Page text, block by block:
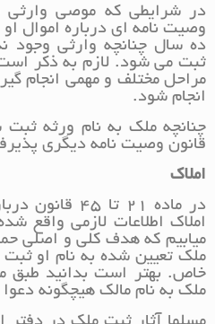
در شرایطی که موصی وارثی
وصیت نامه ای درباره اموال
ده سال چنانچه وارثی وجود
ثبت می شود. لازم به ذکر
مراحل مختلف و مهمی انجام
انجام شود.
قانون وصیت نامه دیگری
املاک
در ماده 21 تا
میابیم که هدف کلی و اصلی
ملک تعیین شده به نام او
ملک به نام مالک هیچگونه